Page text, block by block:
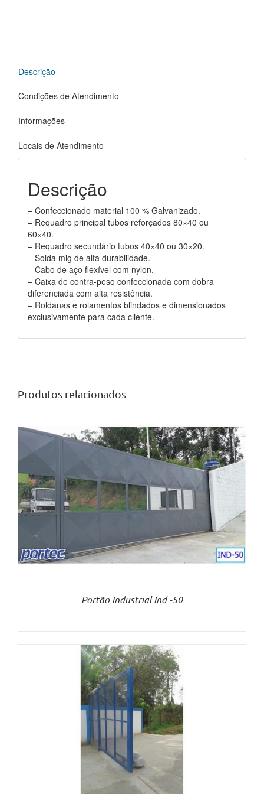
Descrição
Condições de Atendimento
Informações
Locais de Atendimento
Descrição
– Confeccionado material 100 % Galvanizado.
– Requadro principal tubos reforçados 80×40 ou
60×40.
– Requadro secundário tubos 40×40 ou 30×20.
– Solda mig de alta durabilidade.
– Cabo de aço flexível com nylon.
– Caixa de contra-peso confeccionada com dobra
diferenciada com alta resistência.
– Roldanas e rolamentos blindados e dimensionados
exclusivamente para cada cliente.
Produtos relacionados
Portão Industrial Ind -50